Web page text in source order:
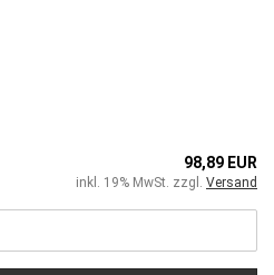
98,89 EUR
inkl. 19% MwSt. zzgl. Versand